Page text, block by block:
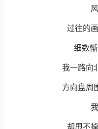
过往的
细数
我一路向
方向盘周
却甩不